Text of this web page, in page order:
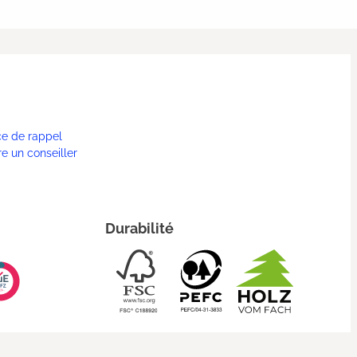
de rappel
un conseiller
Durabilité